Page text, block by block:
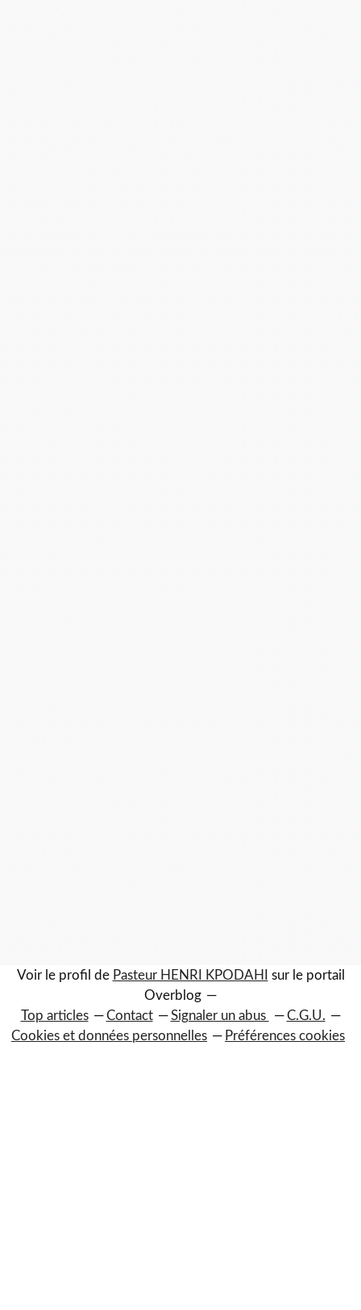
Voir le profil de Pasteur HENRI KPODAHI
sur le portail
Overblog
Top articles
Contact Signaler un abus
C.G.U.
Cookies et données personnelles
Préférences cookies